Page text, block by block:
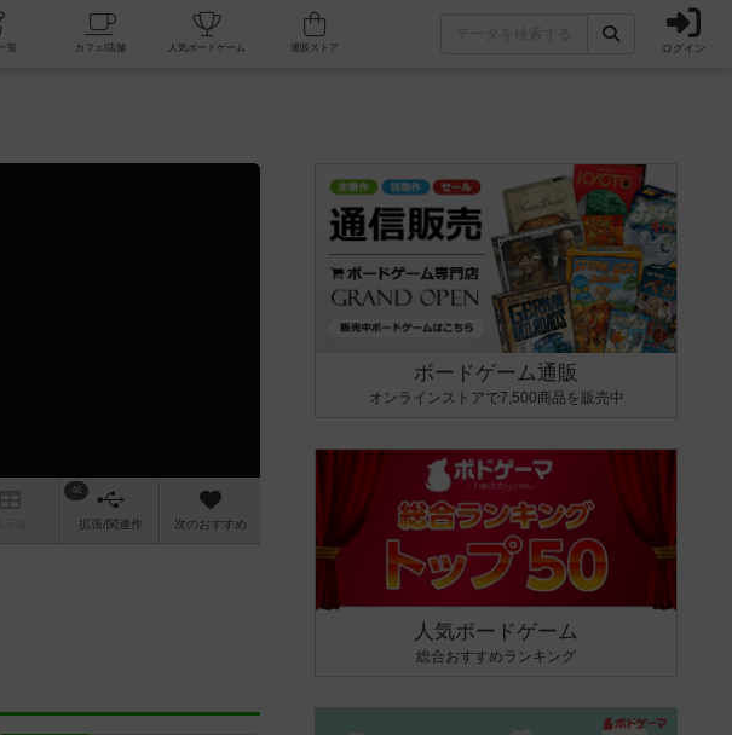
掲示板一覧 カフェ/店舗 人気ボードゲーム ログイン
46
拡張/関連作 次のおすすめ
ボードゲーム通販
オンラインストアで7,500商品を販売中
人気ボードゲーム
総合おすすめランキング